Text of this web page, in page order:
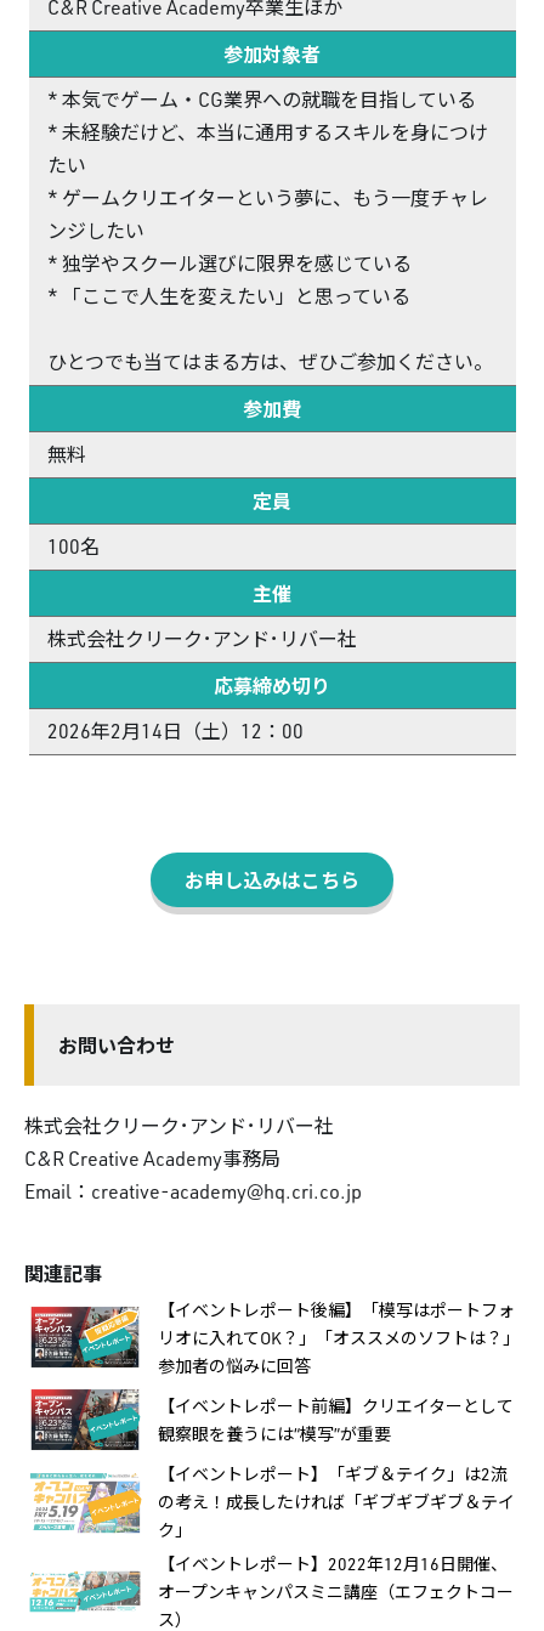
C&R Creative Academy卒業生ほか
参加対象者
* 本気でゲーム・CG業界への就職を目指している
* 未経験だけど、本当に通用するスキルを身につけ
たい
* ゲームクリエイターという夢に、もう一度チャレ
ンジしたい
* 独学やスクール選びに限界を感じている
* 「ここで人生を変えたい」と思っている
ひとつでも当てはまる方は、ぜひご参加ください。
参加費
無料
定員
100名
主催
株式会社クリーク･アンド･リバー社
応募締め切り
2026年2月14日（土）12：00
お申し込みはこちら
お問い合わせ
株式会社クリーク･アンド･リバー社
C&R Creative Academy事務局
Email：creative-academy@hq.cri.co.jp
関連記事
【イベントレポート後編】「模写はポートフォ
リオに入れてOK？」「オススメのソフトは？」
参加者の悩みに回答
【イベントレポート前編】クリエイターとして
観察眼を養うには“模写”が重要
【イベントレポート】「ギブ＆テイク」は2流
の考え！成長したければ「ギブギブギブ＆テイ
ク」
【イベントレポート】2022年12月16日開催、
オープンキャンパスミニ講座（エフェクトコー
ス）